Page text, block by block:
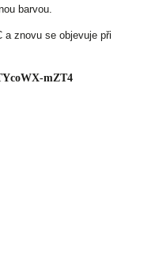
barvou.
a znovu se objevuje při
mZT4